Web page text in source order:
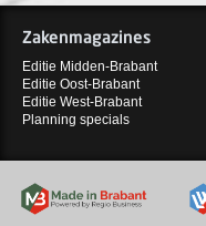
Zakenmagazines
Editie Midden-Brabant
Editie Oost-Brabant
Editie West-Brabant
Planning specials